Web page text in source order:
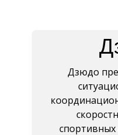
Дзюдо
спортивных